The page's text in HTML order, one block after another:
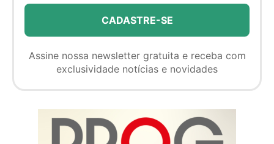
Assine nossa newsletter gratuita e receba com
exclusividade notícias e novidades